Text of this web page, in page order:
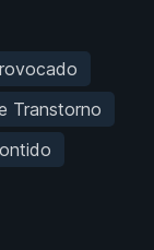
Transtorno